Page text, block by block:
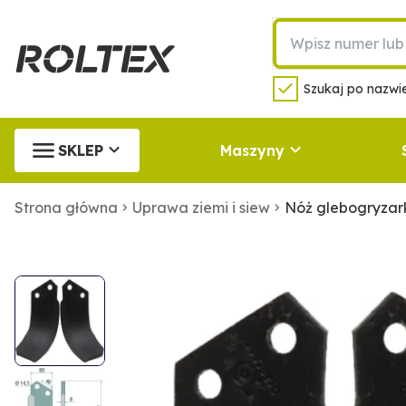
Szukaj po
SKLEP Maszyny
Strona główna Uprawa ziemi i siew Nóż